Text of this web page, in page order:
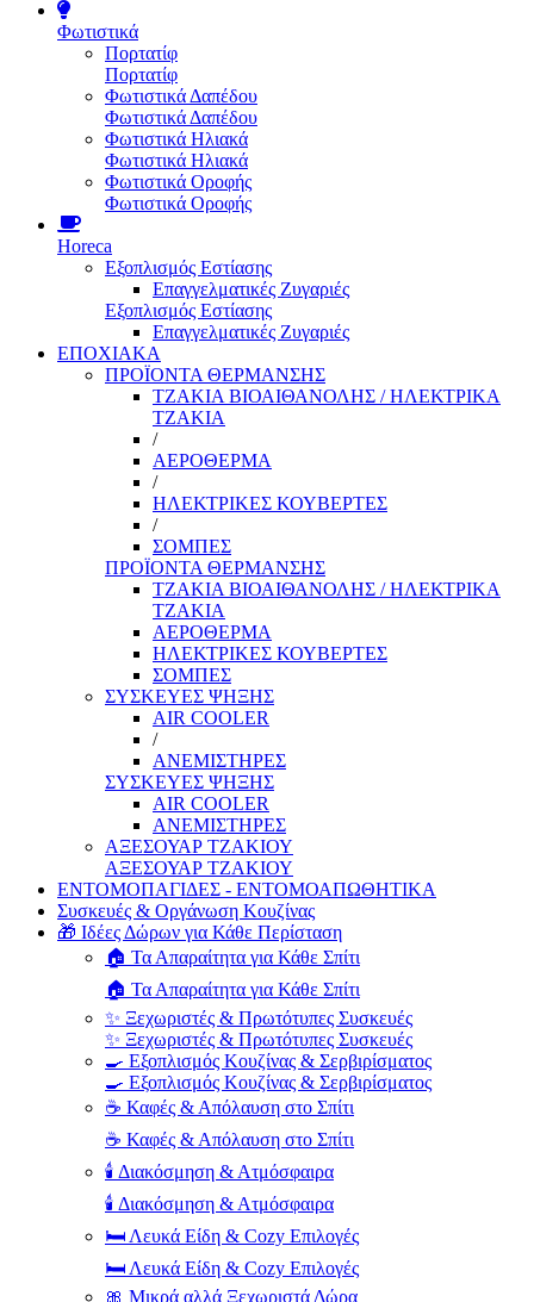
Φωτιστικά
Πορτατίφ
Πορτατίφ
Φωτιστικά Δαπέδου
Φωτιστικά Δαπέδου
Φωτιστικά Ηλιακά
Φωτιστικά Ηλιακά
Φωτιστικά Οροφής
Φωτιστικά Οροφής
Horeca
Εξοπλισμός Εστίασης
Επαγγελματικές Ζυγαριές
Εξοπλισμός Εστίασης
Επαγγελματικές Ζυγαριές
ΕΠΟΧΙΑΚΑ
ΠΡΟΪΟΝΤΑ ΘΕΡΜΑΝΣΗΣ
ΤΖΑΚΙΑ ΒΙΟΑΙΘΑΝΟΛΗΣ / ΗΛΕΚΤΡΙΚΑ
ΤΖΑΚΙΑ
/
ΑΕΡΟΘΕΡΜΑ
/
ΗΛΕΚΤΡΙΚΕΣ ΚΟΥΒΕΡΤΕΣ
/
ΣΟΜΠΕΣ
ΠΡΟΪΟΝΤΑ ΘΕΡΜΑΝΣΗΣ
ΤΖΑΚΙΑ ΒΙΟΑΙΘΑΝΟΛΗΣ / ΗΛΕΚΤΡΙΚΑ
ΤΖΑΚΙΑ
ΑΕΡΟΘΕΡΜΑ
ΗΛΕΚΤΡΙΚΕΣ ΚΟΥΒΕΡΤΕΣ
ΣΟΜΠΕΣ
ΣΥΣΚΕΥΕΣ ΨΗΞΗΣ
AIR COOLER
/
ΑΝΕΜΙΣΤΗΡΕΣ
ΣΥΣΚΕΥΕΣ ΨΗΞΗΣ
AIR COOLER
ΑΝΕΜΙΣΤΗΡΕΣ
ΑΞΕΣΟΥΑΡ ΤΖΑΚΙΟΥ
ΑΞΕΣΟΥΑΡ ΤΖΑΚΙΟΥ
ΕΝΤΟΜΟΠΑΓΙΔΕΣ - ΕΝΤΟΜΟΑΠΩΘΗΤΙΚΑ
Συσκευές & Οργάνωση Κουζίνας
🎁 Ιδέες Δώρων για Κάθε Περίσταση
🏠 Τα Απαραίτητα για Κάθε Σπίτι
🏠 Τα Απαραίτητα για Κάθε Σπίτι
✨ Ξεχωριστές & Πρωτότυπες Συσκευές
✨ Ξεχωριστές & Πρωτότυπες Συσκευές
🍳 Εξοπλισμός Κουζίνας & Σερβιρίσματος
🍳 Εξοπλισμός Κουζίνας & Σερβιρίσματος
☕ Καφές & Απόλαυση στο Σπίτι
☕ Καφές & Απόλαυση στο Σπίτι
🕯️ Διακόσμηση & Ατμόσφαιρα
🕯️ Διακόσμηση & Ατμόσφαιρα
🛏️ Λευκά Είδη & Cozy Επιλογές
🛏️ Λευκά Είδη & Cozy Επιλογές
🎀 Μικρά αλλά Ξεχωριστά Δώρα